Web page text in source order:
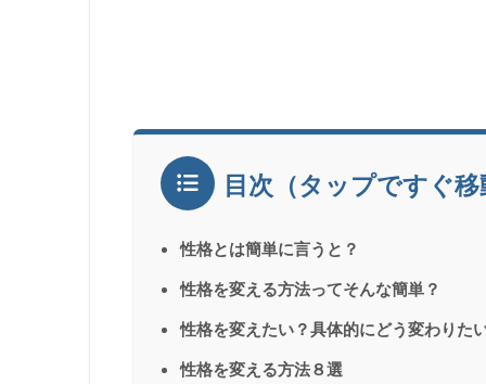
目次（タップですぐ移
性格とは簡単に言うと？
性格を変える方法ってそんな簡単？
性格を変えたい？具体的にどう変わりた
性格を変える方法８選